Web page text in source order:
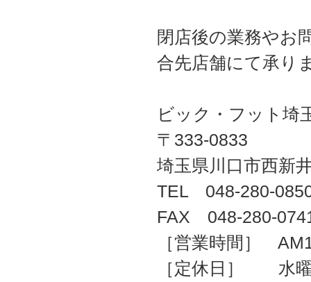
閉店後の業務やお
合先店舗にて承り
ビック・フット埼
〒333-0833
埼玉県川口市西新
TEL 048-280-
FAX 048-280-
［営業時間］
［定休日］ 水曜